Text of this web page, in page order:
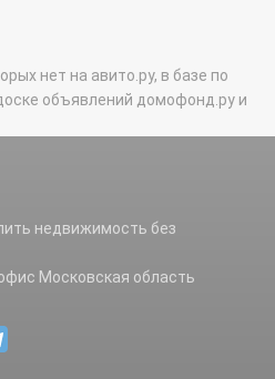
нет на авито.ру, в базе по
объявлений домофонд.ру и
недвижимость без
Московская область